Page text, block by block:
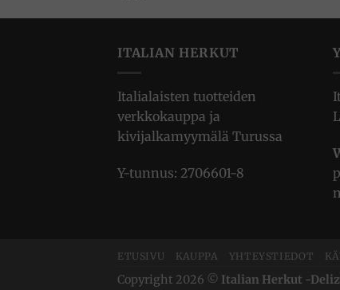
ITALIAN HERKUT
Italialaisten tuotteiden
verkkokauppa ja
kivijalkamyymälä Turussa
Y-tunnus: 2706601-8
ETUSIVU KAUPPA YHTEYSTIEDOT
Copyright 2026 © Italian Herkut -